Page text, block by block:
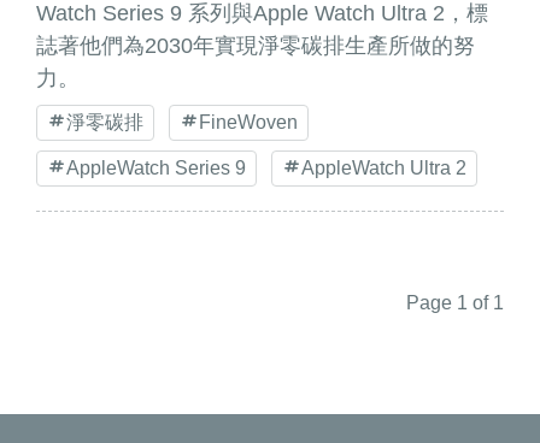
Watch Series 9 系列與Apple Watch Ultra 2，標
誌著他們為2030年實現淨零碳排生產所做的努
力。
淨零碳排 FineWoven
AppleWatch Series 9 AppleWatch Ultra 2
Page 1 of 1